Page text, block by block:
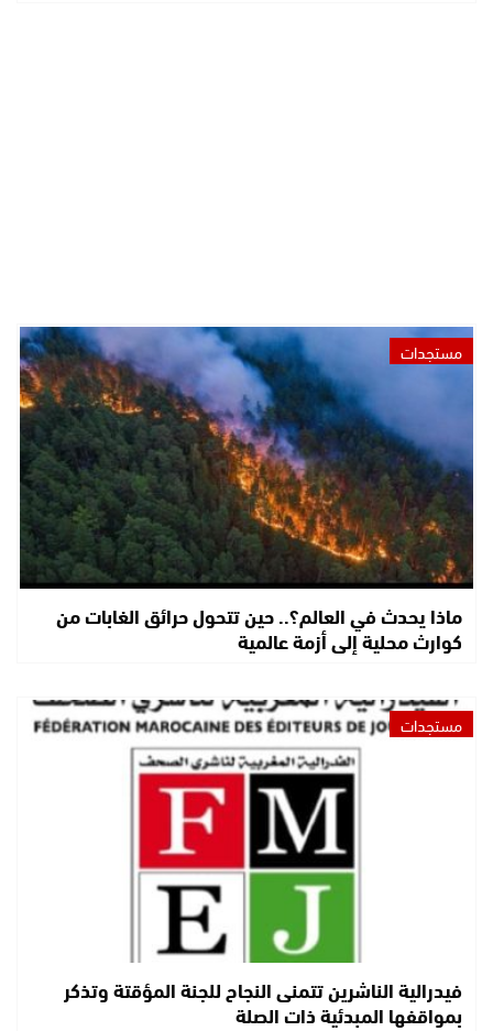
مستجدات
ماذا يحدث في العالم؟.. حين تتحول حرائق الغابات من
كوارث محلية إلى أزمة عالمية
مستجدات
فيدرالية الناشرين تتمنى النجاح للجنة المؤقتة وتذكر
بمواقفها المبدئية ذات الصلة